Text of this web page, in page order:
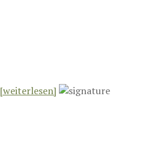
[weiterlesen]